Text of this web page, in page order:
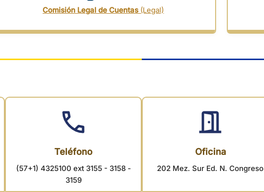
Comisión Legal de Cuentas (Legal)
Teléfono
(57+1) 4325100 ext 3155 - 3158 -
3159
Oficina
202 Mez. Sur Ed. N. Congreso